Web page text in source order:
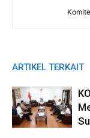
ARTIKEL TERKAIT